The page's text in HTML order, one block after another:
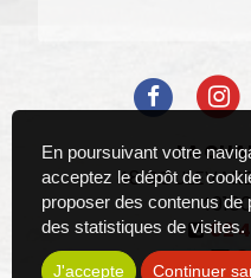
LA
48
49100
02
En poursuivant votre
acceptez le dépôt de
proposer des contenus
des statistiques de visites.
J'accepte Continuer